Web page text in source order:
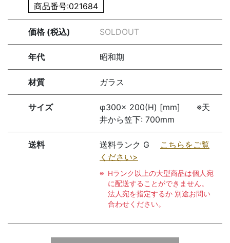
商品番号:021684
価格 (税込) SOLDOUT
年代 昭和期
材質 ガラス
サイズ
φ300× 200(H) [mm] ※天
井から笠下: 700mm
送料 送料ランク G こちらをご覧
ください>
Hランク以上の大型商品は個人宛
に配送することができません。
法人宛を指定するか 別途お問い
合わせください。